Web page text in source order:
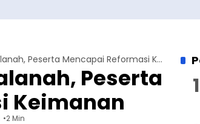
Tujuan Utama Jalsah Salanah, Peserta Mencapai Reformasi Keimanan
Peserta
Keimanan
2 Min